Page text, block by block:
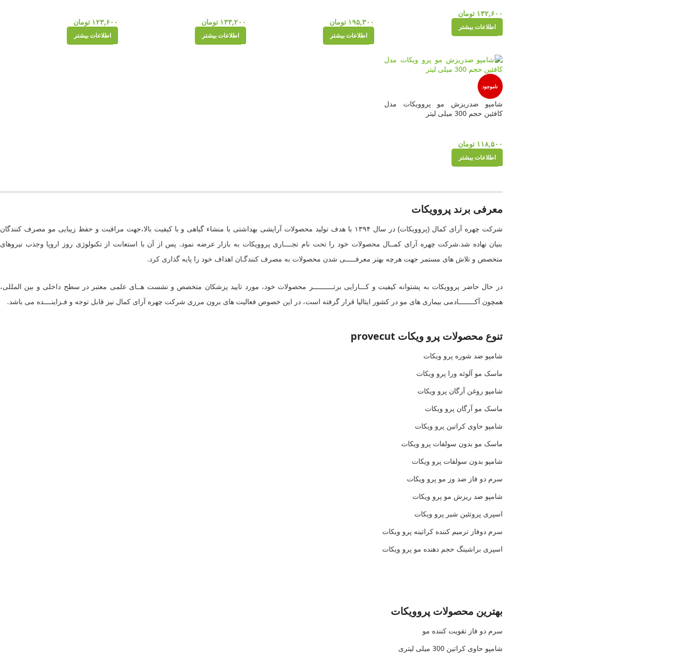
۱۳۲,۶۰۰ تومان
اطلاعات بیشتر
۱۹۵,۳۰۰ تومان
اطلاعات بیشتر
۱۳۳,۲۰۰ تومان
اطلاعات بیشتر
۱۲۳,۶۰۰ تومان
اطلاعات بیشتر
ناموجود
شامپو ضدریزش مو پروویکات مدل
کافئین حجم 300 میلی لیتر
۱۱۸,۵۰۰ تومان
اطلاعات بیشتر
معرفی برند پروویکات
شرکت چهره آرای کمال (پروویکات) در سال ۱۳۹۴ با هدف تولید محصولات آرایشی بهداشتی با منشاء گیاهی و با کیفیت بالا،جهت مراقبت و حفظ زیبایی مو مصرف کنندگان
بنیان نهاده شد.شرکت چهره آرای کمــال محصولات خود را تحت نام تجــــاری پروویکات به بازار عرضه نمود. پس از آن با استعانت از تکنولوژی روز اروپا وجذب نیروهای
متخصص و تلاش های مستمر جهت هرچه بهتر معرفـــــی شدن محصولات به مصرف کنندگـان اهداف خود را پایه گذاری کرد.
در حال حاضر پروویکات به پشتوانه کیفیت و کـــارایی برتــــــــــر محصولات خود، مورد تایید پزشکان متخصص و نشست هــای علمی معتبر در سطح داخلی و بین المللی،
همچون آکــــــــادمی بیماری های مو در کشور ایتالیا قرار گرفته است، در این خصوص فعالیت های برون مرزی شرکت چهره آرای کمال نیز قابل توجه و فـزاینــــده می باشد.
تنوع محصولات پرو ویکات provecut
شامپو ضد شوره پرو ویکات
ماسک مو آلوئه ورا پرو ویکات
شامپو روغن آرگان پرو ویکات
ماسک مو آرگان پرو ویکات
شامپو حاوی کراتین پرو ویکات
ماسک مو بدون سولفات پرو ویکات
شامپو بدون سولفات پرو ویکات
سرم دو فاز ضد وز مو پرو ویکات
شامپو ضد ریزش مو پرو ویکات
اسپری پروتئین شیر پرو ویکات
سرم دوفاز ترمیم کننده کراتینه پرو ویکات
اسپری براشینگ حجم دهنده مو پرو ویکات
بهترین محصولات پروویکات
سرم دو فاز تقویت کننده مو
شامپو حاوی کراتین 300 میلی لیتری